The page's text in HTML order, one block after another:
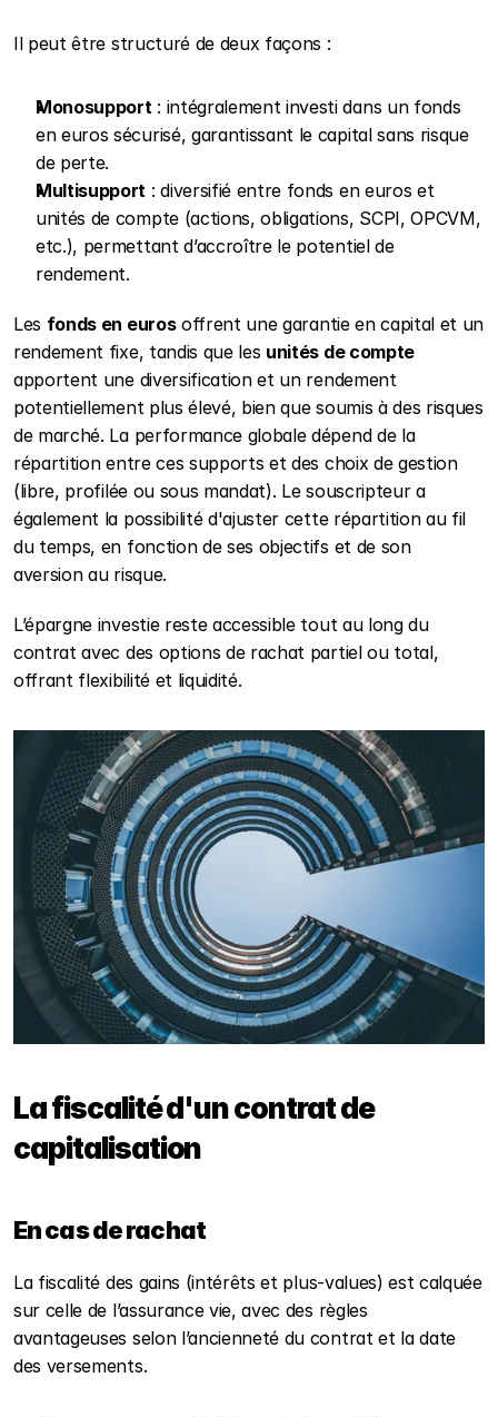
Il peut être structuré de deux façons :
Monosupport : intégralement investi dans un fonds
en euros sécurisé, garantissant le capital sans risque
de perte.
Multisupport : diversifié entre fonds en euros et
unités de compte (actions, obligations, SCPI, OPCVM,
etc.), permettant d’accroître le potentiel de
rendement.
Les fonds en euros offrent une garantie en capital et un
rendement fixe, tandis que les unités de compte
apportent une diversification et un rendement
potentiellement plus élevé, bien que soumis à des risques
de marché. La performance globale dépend de la
répartition entre ces supports et des choix de gestion
(libre, profilée ou sous mandat). Le souscripteur a
également la possibilité d'ajuster cette répartition au fil
du temps, en fonction de ses objectifs et de son
aversion au risque.
L’épargne investie reste accessible tout au long du
contrat avec des options de rachat partiel ou total,
offrant flexibilité et liquidité.
La fiscalité d'un contrat de
capitalisation
En cas de rachat
La fiscalité des gains (intérêts et plus-values) est calquée
sur celle de l’assurance vie, avec des règles
avantageuses selon l’ancienneté du contrat et la date
des versements.